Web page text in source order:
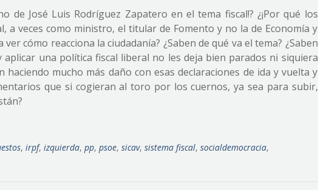
de José Luis Rodríguez Zapatero en el tema fiscal!? ¿¡Por qué los
a veces como ministro, el titular de Fomento y no la de Economía y
cómo reacciona la ciudadanía? ¿Saben de qué va el tema? ¿Saben
una política fiscal liberal no les deja bien parados ni siquiera
haciendo mucho más daño con esas declaraciones de ida y vuelta y
que si cogieran al toro por los cuernos, ya sea para subir,
, irpf, izquierda, pp, psoe, sicav, sistema fiscal, socialdemocracia,